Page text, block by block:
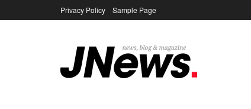
Privacy Policy Sample Page